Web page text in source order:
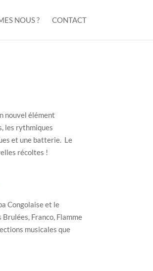
NOUS ? CONTACT
nouvel élément
les rythmiques
et une batterie. Le
récoltes !
Congolaise et le
Franco, Flamme
musicales que